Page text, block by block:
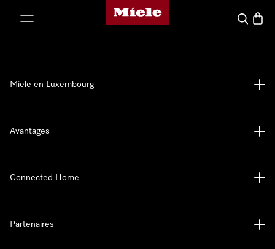
Page d'accueil de Miele
Panier
Miele en Luxembourg
Avantages
Connected Home
Partenaires